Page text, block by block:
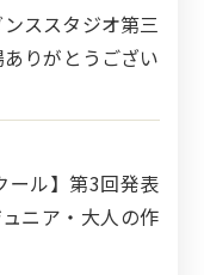
ススタジオ第三
りがとうござい
ール】第3回発表
ニア・大人の作